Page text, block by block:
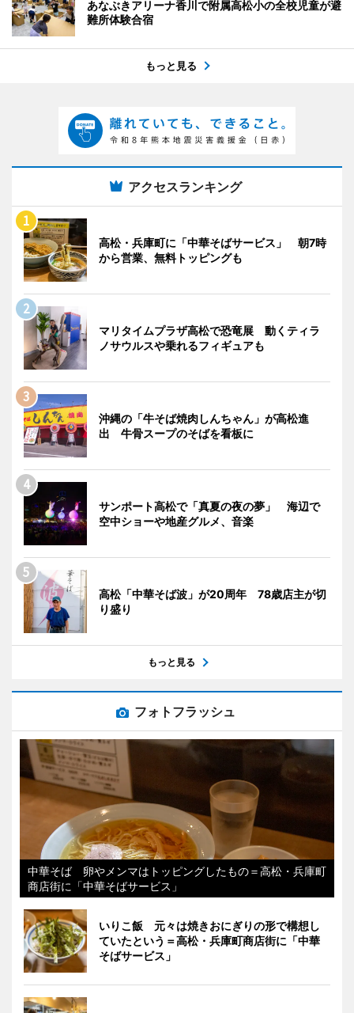
あなぶきアリーナ香川で附属高松小の全校児童が避
難所体験合宿
もっと見る
アクセスランキング
高松・兵庫町に「中華そばサービス」 朝7時
から営業、無料トッピングも
マリタイムプラザ高松で恐竜展 動くティラ
ノサウルスや乗れるフィギュアも
沖縄の「牛そば焼肉しんちゃん」が高松進
出 牛骨スープのそばを看板に
サンポート高松で「真夏の夜の夢」 海辺で
空中ショーや地産グルメ、音楽
高松「中華そば波」が20周年 78歳店主が切
り盛り
もっと見る
フォトフラッシュ
中華そば 卵やメンマはトッピングしたもの＝高松・兵庫町
商店街に「中華そばサービス」
いりこ飯 元々は焼きおにぎりの形で構想し
ていたという＝高松・兵庫町商店街に「中華
そばサービス」